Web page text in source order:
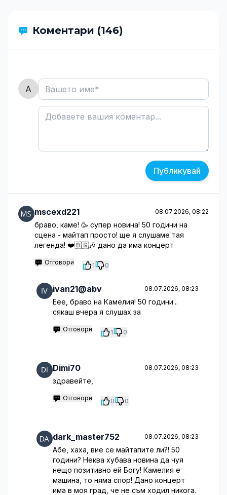
Коментари (146)
Публикувай
mscexd221 08.07.2026, 08:22
браво, каме! 🥳 супер новина! 50 години на
сцена - майтап просто! ще я слушаме тая
легенда! ❤️🇧🇬🎶 дано да има концерт
Отговори 1 0
ivan21@abv 08.07.2026, 08:23
Еее, браво на Камелия! 50 години...
сякаш вчера я слушах за
Отговори 1 0
Dimi70 08.07.2026, 08:23
здравейте,
Отговори 0 0
dark_master752 08.07.2026, 08:23
Абе, хаха, вие се майтапите ли?! 50
години? Неква хубава новина да чуя
нещо позитивно ей Богу! Камелия е
машина, то няма спор! Дано концерт
има в моя град, че не съм ходил никога.